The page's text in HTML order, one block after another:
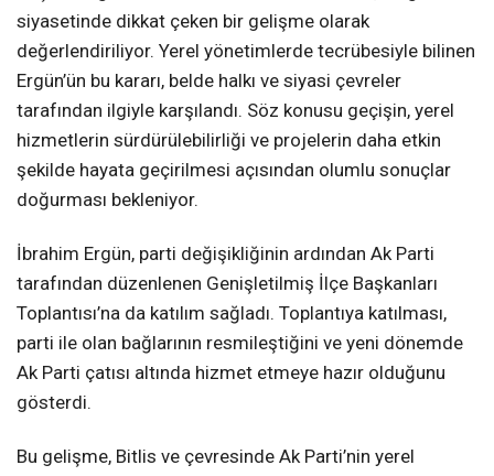
siyasetinde dikkat çeken bir gelişme olarak
değerlendiriliyor. Yerel yönetimlerde tecrübesiyle bilinen
Ergün’ün bu kararı, belde halkı ve siyasi çevreler
tarafından ilgiyle karşılandı. Söz konusu geçişin, yerel
hizmetlerin sürdürülebilirliği ve projelerin daha etkin
şekilde hayata geçirilmesi açısından olumlu sonuçlar
doğurması bekleniyor.
İbrahim Ergün, parti değişikliğinin ardından Ak Parti
tarafından düzenlenen Genişletilmiş İlçe Başkanları
Toplantısı’na da katılım sağladı. Toplantıya katılması,
parti ile olan bağlarının resmileştiğini ve yeni dönemde
Ak Parti çatısı altında hizmet etmeye hazır olduğunu
gösterdi.
Bu gelişme, Bitlis ve çevresinde Ak Parti’nin yerel